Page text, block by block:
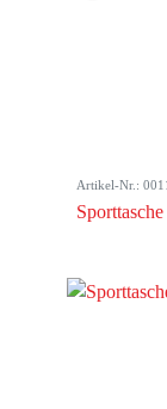
Artikel-Nr.: